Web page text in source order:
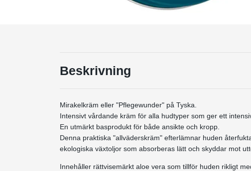
Beskrivning
Mirakelkräm eller "Pflegewunder" på Tyska.
Intensivt vårdande kräm för alla hudtyper som ger ett
En utmärkt basprodukt för både ansikte och kropp.
Denna praktiska "allväderskräm" efterlämnar huden
ekologiska växtoljor som absorberas lätt och skyddar mot
Innehåller rättvisemärkt aloe vera som tillför huden rikligt